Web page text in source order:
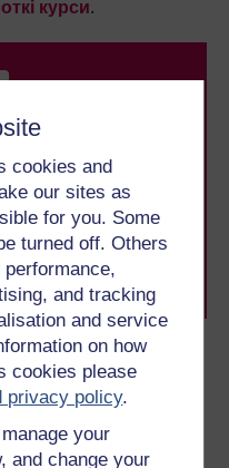
cookies and
our sites as
for you. Some
turned off. Others
and tracking
and service
on how
cookies please
privacy policy.
your
and change your
Open
курси.
освіту з нами,
студентів, які
цілей у Open
University